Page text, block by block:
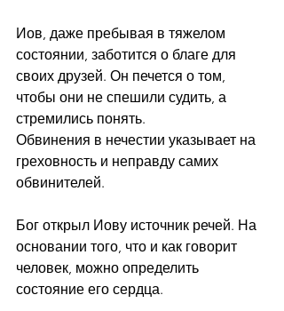
Иов, даже пребывая в тяжелом
состоянии, заботится о благе для
своих друзей. Он печется о том,
чтобы они не спешили судить, а
стремились понять.
Обвинения в нечестии указывает на
греховность и неправду самих
обвинителей.
Бог открыл Иову источник речей. На
основании того, что и как говорит
человек, можно определить
состояние его сердца.